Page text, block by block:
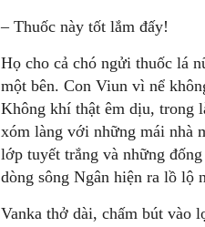
– Thuốc này tốt lắm đấy!
Họ cho cả chó ngửi thuốc lá
một bên. Con Viun vì nể
Không khí thật êm dịu, trong
xóm làng với những mái nhà
lớp tuyết trắng và những
dòng sông Ngân hiện ra lồ lộ
Vanka thở dài, chấm bút vào